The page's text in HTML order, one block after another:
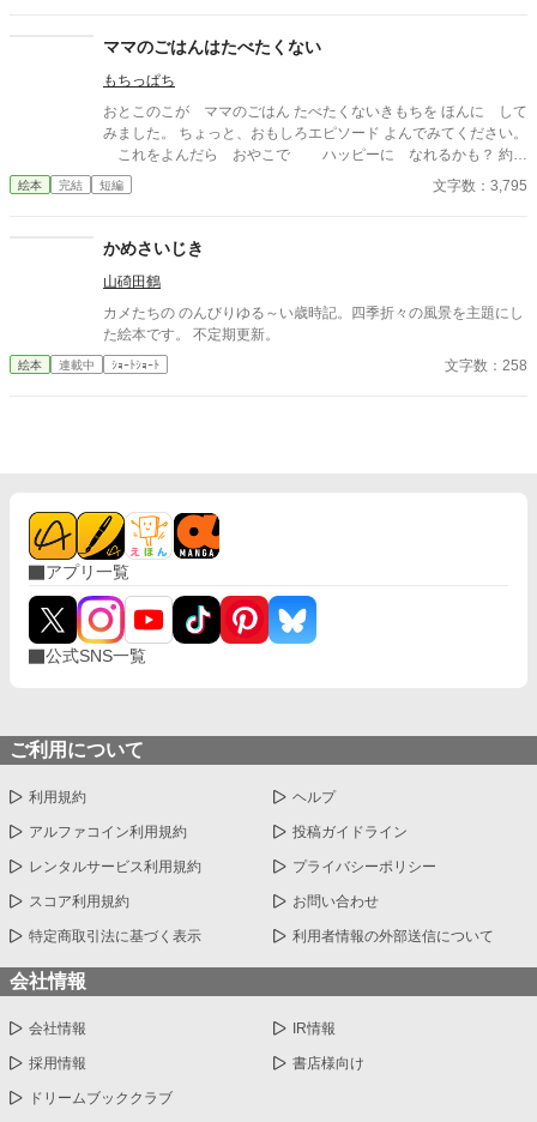
ママのごはんはたべたくない
もちっぱち
おとこのこが ママのごはん たべたくないきもちを ほんに して
みました。 ちょっと、おもしろエピソード よんでみてください。
これをよんだら おやこで ハッピーに なれるかも？ 約３
６００文字あります。 ゆっくり読んで大体２０分以内で 読み終え
ると思います。 寝かしつけの読み聞かせにぜひどうぞ。 表紙作
絵本 完結 短編 文字数：3,795
かめさいじき
山碕田鶴
カメたちの のんびりゆる～い歳時記。四季折々の風景を主題にし
た絵本です。 不定期更新。
絵本 連載中 ｼｮｰﾄｼｮｰﾄ 文字数：258
アプリ一覧
公式SNS一覧
ご利用について
利用規約 ヘルプ
アルファコイン利用規約 投稿ガイドライン
レンタルサービス利用規約 プライバシーポリシー
スコア利用規約 お問い合わせ
特定商取引法に基づく表示 利用者情報の外部送信について
会社情報
会社情報 IR情報
採用情報 書店様向け
ドリームブッククラブ